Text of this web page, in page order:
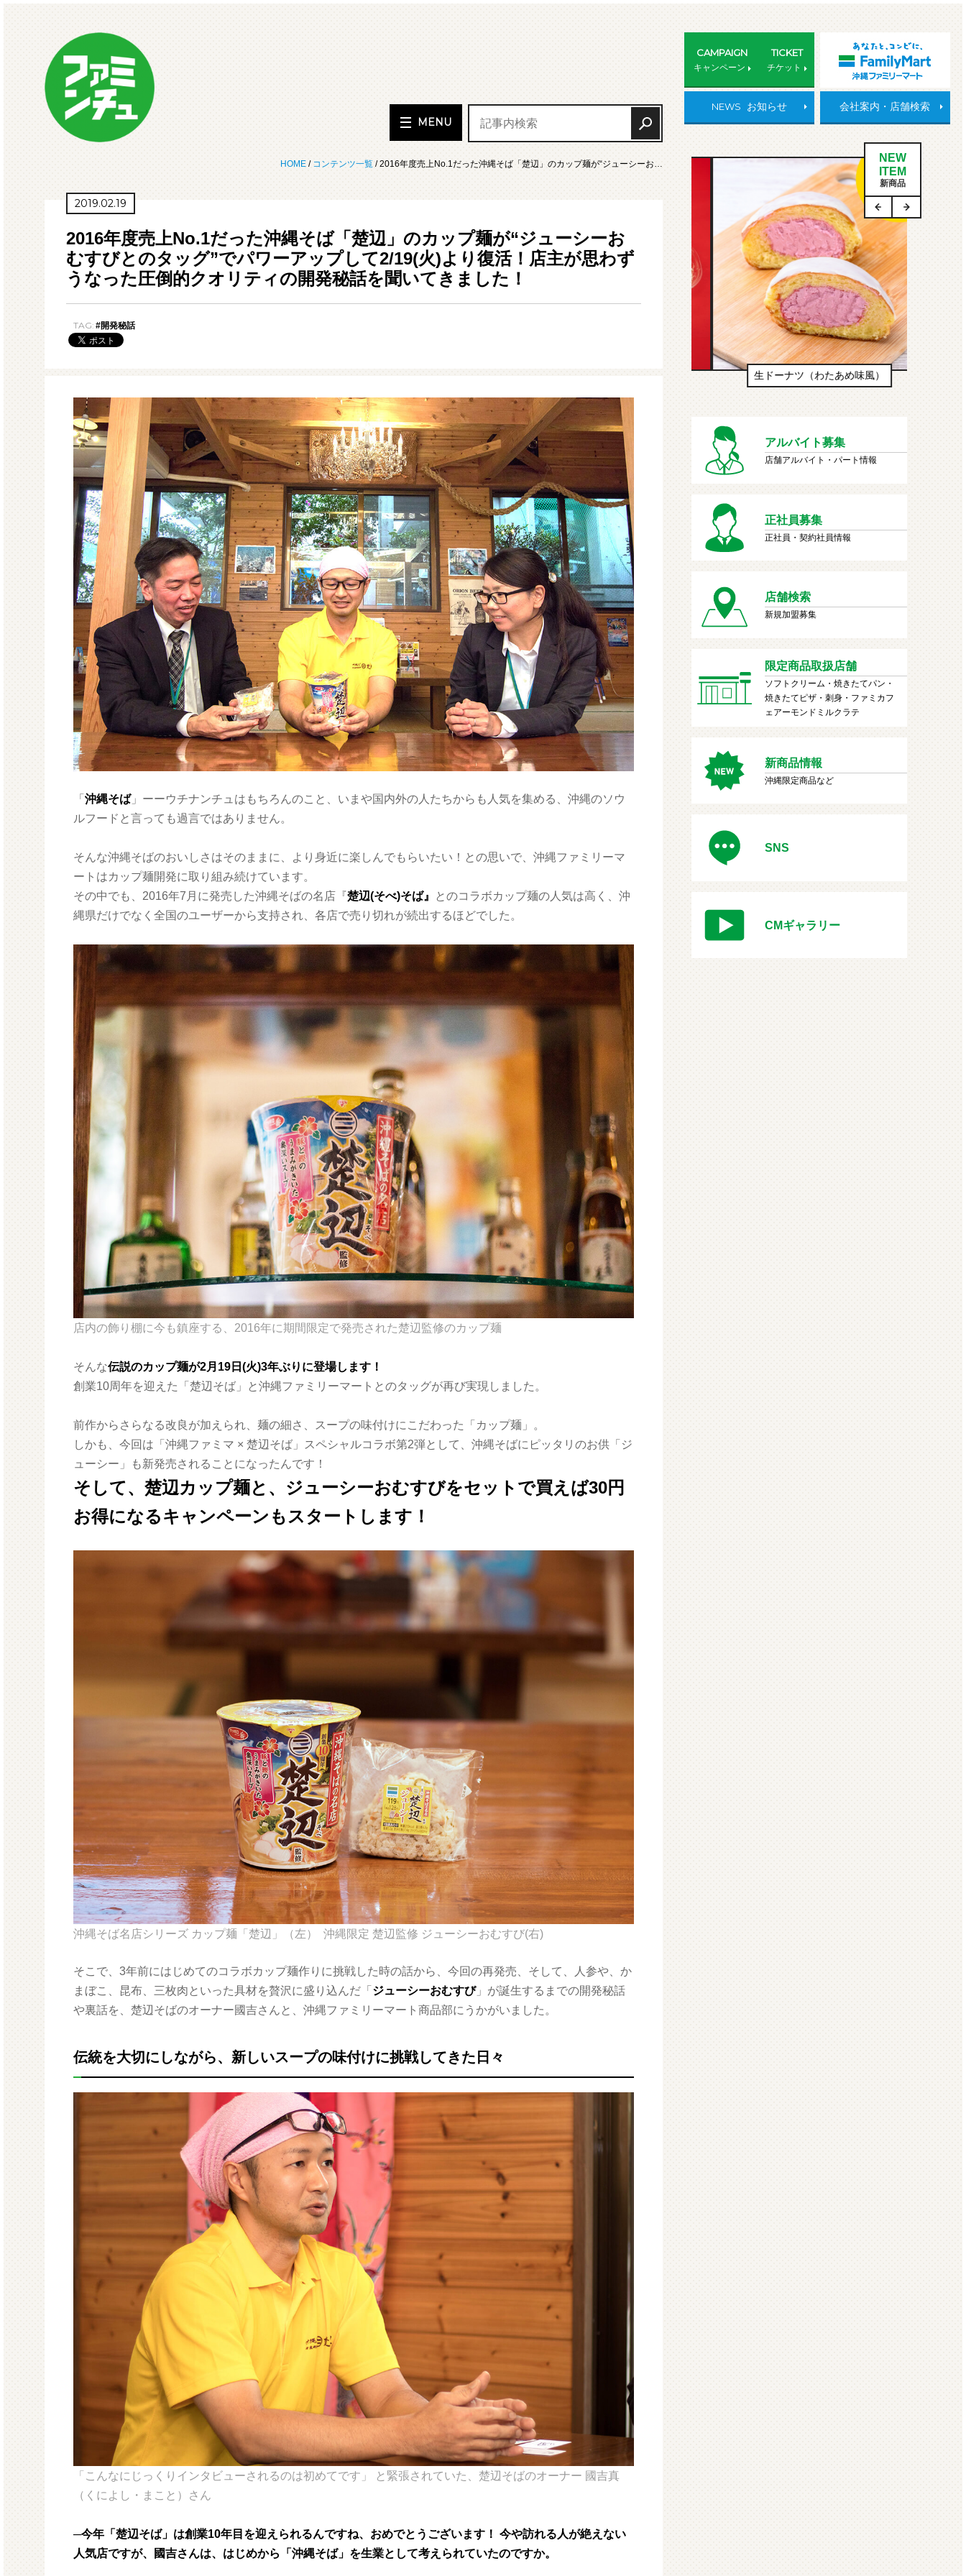
MENU
CAMPAIGN
キャンペーン
TICKET
チケット
NEWS お知らせ 会社案内・店舗検索
HOME / コンテンツ一覧 / 2016年度売上No.1だった沖縄そば「楚辺」のカップ麺が“ジューシーお…
2019.02.19
2016年度売上No.1だった沖縄そば「楚辺」のカップ麺が“ジューシーお
むすびとのタッグ”でパワーアップして2/19(火)より復活！店主が思わず
うなった圧倒的クオリティの開発秘話を聞いてきました！
TAG: #開発秘話
「 沖縄そば」ーーウチナンチュはもちろんのこと、いまや国内外の人たちからも人気を集める、沖縄のソウ
ルフードと言っても過言ではありません。
そんな沖縄そばのおいしさはそのままに、より身近に楽しんでもらいたい！との思いで、沖縄ファミリーマ
ートはカップ麺開発に取り組み続けています。
その中でも、2016年7月に発売した沖縄そばの名店『楚辺(そべ)そば』
とのコラボカップ麺の人気は高く、沖
縄県だけでなく全国のユーザーから支持され、各店で売り切れが続出するほどでした。
店内の飾り棚に今も鎮座する、2016年に期間限定で発売された楚辺監修のカップ麺
そんな伝説のカップ麺が2月19日(火)3年ぶりに登場します！
創業10周年を迎えた「楚辺そば」と沖縄ファミリーマートとのタッグが再び実現しました。
前作からさらなる改良が加えられ、麺の細さ、スープの味付けにこだわった「カップ麺」。
しかも、今回は「沖縄ファミマ × 楚辺そば」スペシャルコラボ第2弾として、沖縄そばにピッタリのお供「ジ
ューシー」も新発売されることになったんです！
そして、楚辺カップ麺と、ジューシーおむすびをセットで買えば30円
お得になるキャンペーンもスタートします！
沖縄そば名店シリーズ カップ麺「楚辺」（左） 沖縄限定 楚辺監修 ジューシーおむすび(右)
そこで、3年前にはじめてのコラボカップ麺作りに挑戦した時の話から、今回の再発売、そして、人参や、か
まぼこ、昆布、三枚肉といった具材を贅沢に盛り込んだ「 ジューシーおむすび」が誕生するまでの開発秘話
や裏話を、楚辺そばのオーナー國吉さんと、沖縄ファミリーマート商品部にうかがいました。
伝統を大切にしながら、新しいスープの味付けに挑戦してきた日々
「こんなにじっくりインタビューされるのは初めてです」 と緊張されていた、楚辺そばのオーナー 國吉真
（くによし・まこと）さん
─今年「楚辺そば」は創業10年目を迎えられるんですね、おめでとうございます！ 今や訪れる人が絶えない
人気店ですが、國吉さんは、はじめから「沖縄そば」を生業として考えられていたのですか。
NEW
ITEM
新商品
モルガサンリオ（プクプクシー
増量 ファミマ・ザ・クレープ 生
増量豚しゃぶパスタサラダ 生ドーナツ（わたあめ味風）
アルバイト募集
店舗アルバイト・パート情報
正社員募集
正社員・契約社員情報
店舗検索
新規加盟募集
限定商品取扱店舗
ソフトクリーム・焼きたてパン・
焼きたてピザ・刺身・ファミカフ
ェアーモンドミルクラテ
新商品情報
沖縄限定商品など
SNS
CMギャラリー